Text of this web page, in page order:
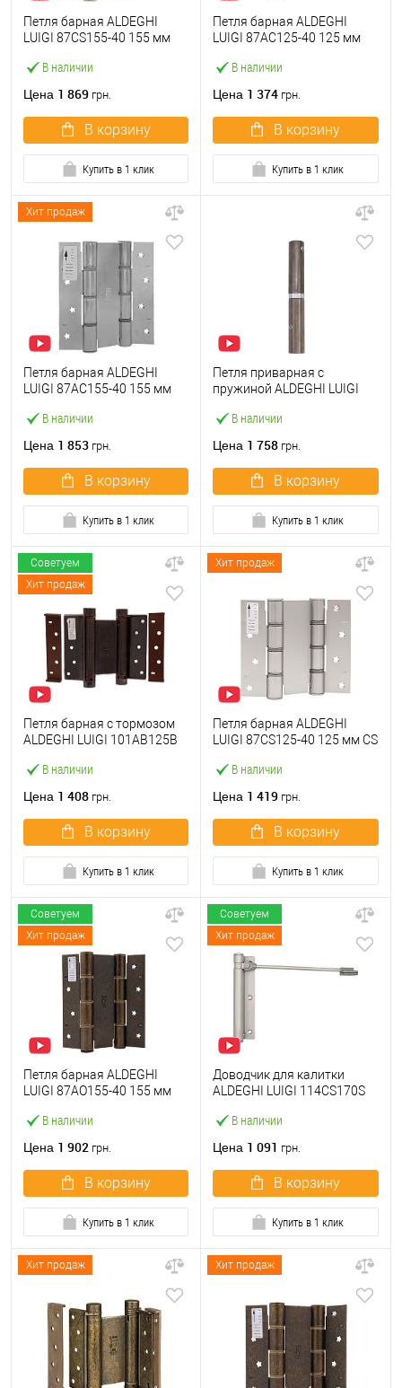
В наличии
Петля барная ALDEGHI
LUIGI 87CS155-40 155 мм
Цена 1 869 грн.
В корзину
Купить в 1 клик
В наличии
Петля барная ALDEGHI
LUIGI 87AC125-40 125 мм
Цена 1 374 грн.
В корзину
Купить в 1 клик
Хит продаж
В наличии
Петля барная ALDEGHI
LUIGI 87AC155-40 155 мм
Цена 1 853 грн.
В корзину
Купить в 1 клик
В наличии
Петля приварная c
пружиной ALDEGHI LUIGI
Цена 1 758 грн.
В корзину
Купить в 1 клик
Советуем
Хит продаж
В наличии
Петля барная с тормозом
ALDEGHI LUIGI 101AB125B
Цена 1 408 грн.
В корзину
Купить в 1 клик
Хит продаж
В наличии
Петля барная ALDEGHI
LUIGI 87CS125-40 125 мм CS
Цена 1 419 грн.
В корзину
Купить в 1 клик
Советуем
Хит продаж
В наличии
Петля барная ALDEGHI
LUIGI 87AO155-40 155 мм
Цена 1 902 грн.
В корзину
Купить в 1 клик
Советуем
Хит продаж
В наличии
Доводчик для калитки
ALDEGHI LUIGI 114CS170S
Цена 1 091 грн.
В корзину
Купить в 1 клик
Хит продаж Хит продаж